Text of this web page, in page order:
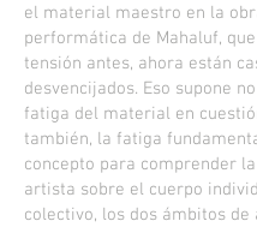
el material maestro en la
performática de Mahaluf,
tensión antes, ahora están
desvencijados. Eso supone
fatiga del material en
también, la fatiga
concepto para comprender
artista sobre el cuerpo
colectivo, los dos ámbitos de